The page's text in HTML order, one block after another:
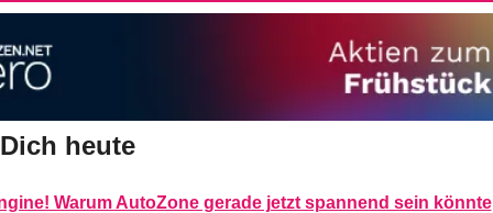
heute
Warum AutoZone gerade jetzt spannend sein könnte